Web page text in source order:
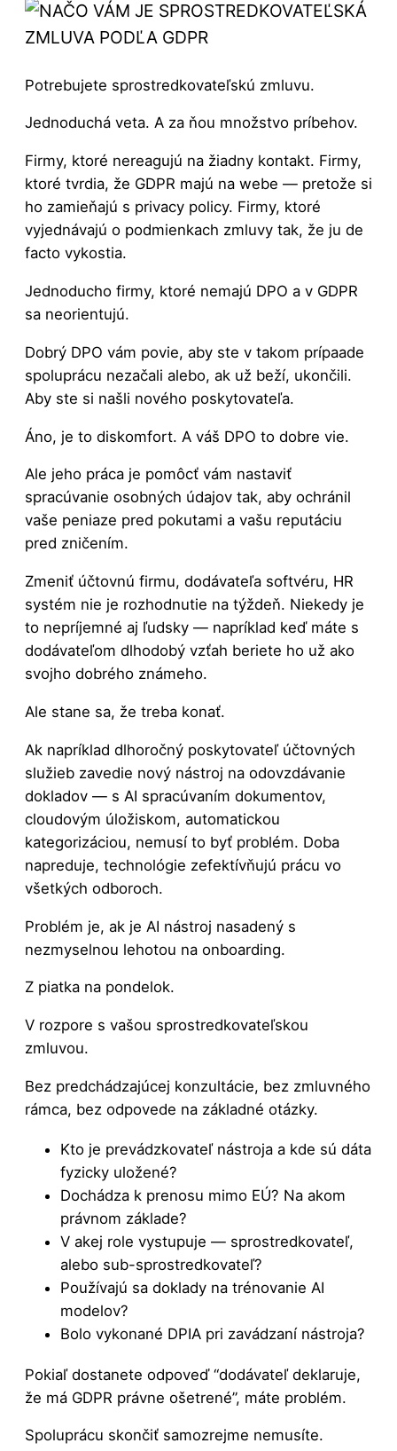
Potrebujete sprostredkovateľskú zmluvu.
Jednoduchá veta. A za ňou množstvo príbehov.
Firmy, ktoré nereagujú na žiadny kontakt. Firmy,
ktoré tvrdia, že GDPR majú na webe — pretože si
ho zamieňajú s privacy policy. Firmy, ktoré
vyjednávajú o podmienkach zmluvy tak, že ju de
facto vykostia.
Jednoducho firmy, ktoré nemajú DPO a v GDPR
sa neorientujú.
Dobrý DPO vám povie, aby ste v takom prípaade
spoluprácu nezačali alebo, ak už beží, ukončili.
Aby ste si našli nového poskytovateľa.
Áno, je to diskomfort. A váš DPO to dobre vie.
Ale jeho práca je pomôcť vám nastaviť
spracúvanie osobných údajov tak, aby ochránil
vaše peniaze pred pokutami a vašu reputáciu
pred zničením.
Zmeniť účtovnú firmu, dodávateľa softvéru, HR
systém nie je rozhodnutie na týždeň. Niekedy je
to nepríjemné aj ľudsky — napríklad keď máte s
dodávateľom dlhodobý vzťah beriete ho už ako
svojho dobrého známeho.
Ale stane sa, že treba konať.
Ak napríklad dlhoročný poskytovateľ účtovných
služieb zavedie nový nástroj na odovzdávanie
dokladov — s AI spracúvaním dokumentov,
cloudovým úložiskom, automatickou
kategorizáciou, nemusí to byť problém. Doba
napreduje, technológie zefektívňujú prácu vo
všetkých odboroch.
Problém je, ak je AI nástroj nasadený s
nezmyselnou lehotou na onboarding.
Z piatka na pondelok.
V rozpore s vašou sprostredkovateľskou
zmluvou.
Bez predchádzajúcej konzultácie, bez zmluvného
rámca, bez odpovede na základné otázky.
Kto je prevádzkovateľ nástroja a kde sú dáta
fyzicky uložené?
Dochádza k prenosu mimo EÚ? Na akom
právnom základe?
V akej role vystupuje — sprostredkovateľ,
alebo sub-sprostredkovateľ?
Používajú sa doklady na trénovanie AI
modelov?
Bolo vykonané DPIA pri zavádzaní nástroja?
Pokiaľ dostanete odpoveď “dodávateľ deklaruje,
že má GDPR právne ošetrené”, máte problém.
Spoluprácu skončiť samozrejme nemusíte.